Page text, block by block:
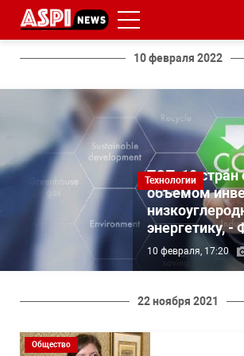
10 февраля 2022
Технологии
ТОП-10 стран
объемом
энергетику, -
10 февраля, 17:20
22 ноября 2021
Общество
#ООС
#боротьба
корупцією
#гфс #Киев